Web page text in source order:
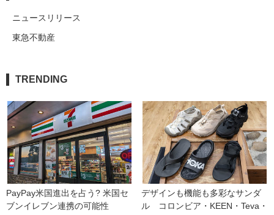
ニュースリリース
東急不動産
TRENDING
PayPay米国進出を占う? 米国セ
ブンイレブン連携の可能性
デザインも機能も多彩なサンダ
ル　コロンビア・KEEN・Teva・